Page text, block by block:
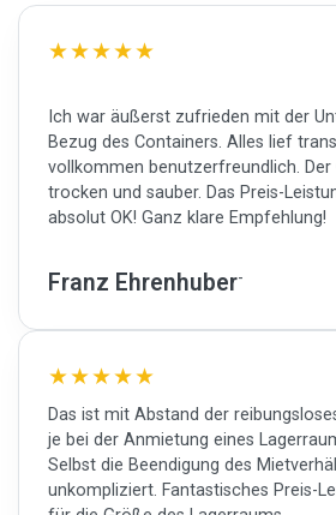
Ich war äußerst zufrieden mit der
Bezug des Containers. Alles lief
vollkommen benutzerfreundlich.
trocken und sauber. Das Preis-
absolut OK! Ganz klare Empfehlung!
Franz Ehrenhuber
Das ist mit Abstand der
je bei der Anmietung eines
Selbst die Beendigung des
unkompliziert. Fantastisches Preis-